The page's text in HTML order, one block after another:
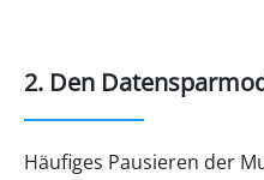
2. Den
Häufiges Pausieren der